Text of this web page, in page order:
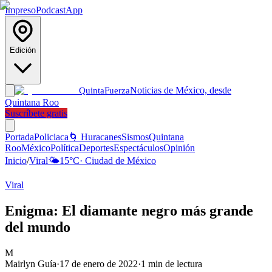
ImpresoPodcastApp
Edición
QuintaFuerzaNoticias de México, desde
Quintana Roo
Suscríbete gratis
PortadaPoliciaca 🌀 HuracanesSismosQuintana
RooMéxicoPolíticaDeportesEspectáculosOpinión
Inicio/Viral🌤️15°C· Ciudad de México
Viral
Enigma: El diamante negro más grande
del mundo
M
Mairlyn Guía·17 de enero de 2022·1 min de lectura